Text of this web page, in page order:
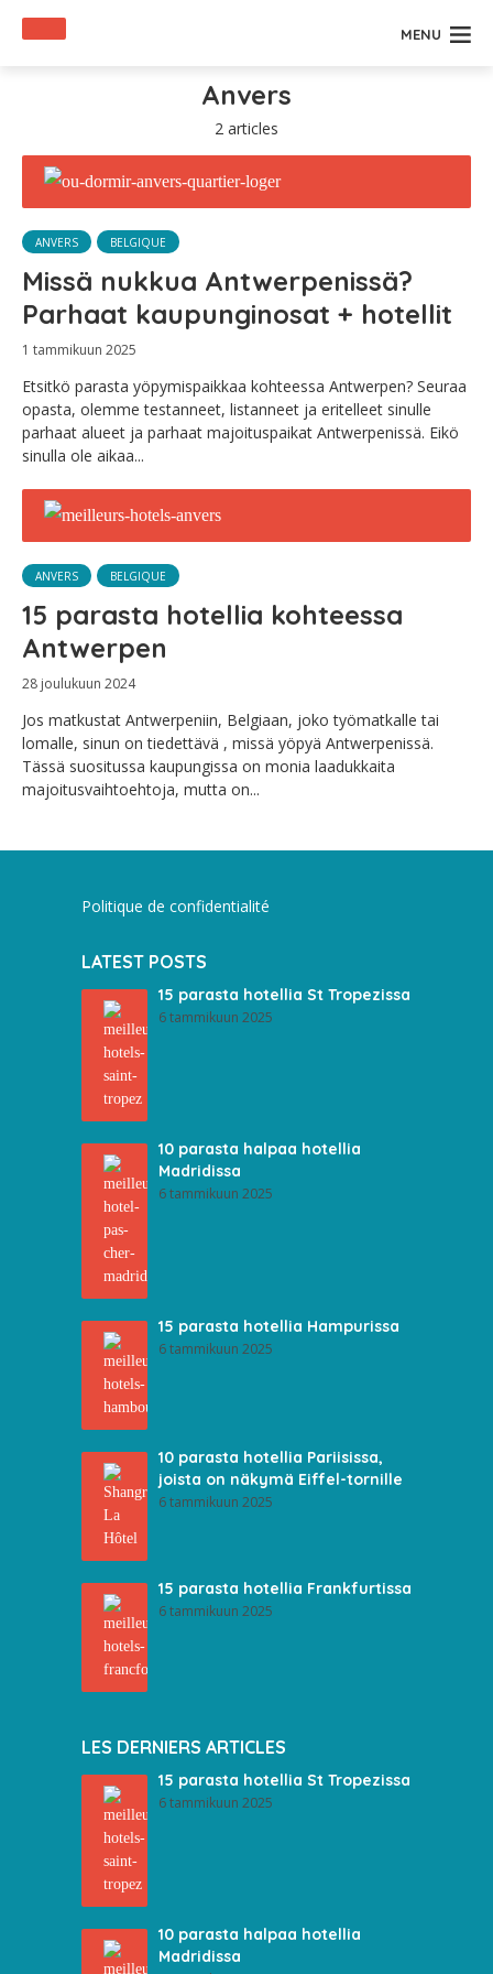
MENU
Anvers
2 articles
ANVERS BELGIQUE
Missä nukkua Antwerpenissä?
Parhaat kaupunginosat + hotellit
1 tammikuun 2025
Etsitkö parasta yöpymispaikkaa kohteessa Antwerpen? Seuraa
opasta, olemme testanneet, listanneet ja eritelleet sinulle
parhaat alueet ja parhaat majoituspaikat Antwerpenissä. Eikö
sinulla ole aikaa...
ANVERS BELGIQUE
15 parasta hotellia kohteessa
Antwerpen
28 joulukuun 2024
Jos matkustat Antwerpeniin, Belgiaan, joko työmatkalle tai
lomalle, sinun on tiedettävä , missä yöpyä Antwerpenissä.
Tässä suositussa kaupungissa on monia laadukkaita
majoitusvaihtoehtoja, mutta on...
Politique de confidentialité
LATEST POSTS
15 parasta hotellia St Tropezissa
6 tammikuun 2025
10 parasta halpaa hotellia
Madridissa
6 tammikuun 2025
15 parasta hotellia Hampurissa
6 tammikuun 2025
10 parasta hotellia Pariisissa,
joista on näkymä Eiffel-tornille
6 tammikuun 2025
15 parasta hotellia Frankfurtissa
6 tammikuun 2025
LES DERNIERS ARTICLES
15 parasta hotellia St Tropezissa
6 tammikuun 2025
10 parasta halpaa hotellia
Madridissa